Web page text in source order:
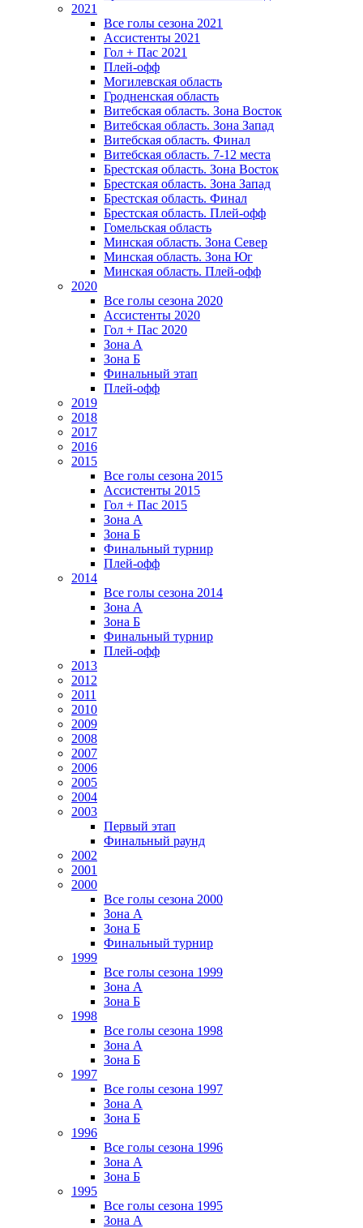
2021
Все голы сезона 2021
Ассистенты 2021
Гол + Пас 2021
Плей-офф
Могилевская область
Гродненская область
Витебская область. Зона Восток
Витебская область. Зона Запад
Витебская область. Финал
Витебская область. 7-12 места
Брестская область. Зона Восток
Брестская область. Зона Запад
Брестская область. Финал
Брестская область. Плей-офф
Гомельская область
Минская область. Зона Север
Минская область. Зона Юг
Минская область. Плей-офф
2020
Все голы сезона 2020
Ассистенты 2020
Гол + Пас 2020
Зона А
Зона Б
Финальный этап
Плей-офф
2019
2018
2017
2016
2015
Все голы сезона 2015
Ассистенты 2015
Гол + Пас 2015
Зона А
Зона Б
Финальный турнир
Плей-офф
2014
Все голы сезона 2014
Зона А
Зона Б
Финальный турнир
Плей-офф
2013
2012
2011
2010
2009
2008
2007
2006
2005
2004
2003
Первый этап
Финальный раунд
2002
2001
2000
Все голы сезона 2000
Зона А
Зона Б
Финальный турнир
1999
Все голы сезона 1999
Зона А
Зона Б
1998
Все голы сезона 1998
Зона А
Зона Б
1997
Все голы сезона 1997
Зона А
Зона Б
1996
Все голы сезона 1996
Зона А
Зона Б
1995
Все голы сезона 1995
Зона А